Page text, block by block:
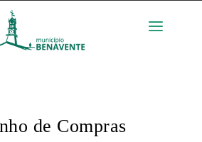
de Compras